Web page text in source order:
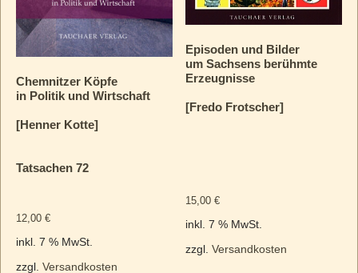
Chemnitzer Köpfe
in Politik und Wirtschaft
[Henner Kotte]
Tatsachen 72
12,00 €
inkl. 7 % MwSt.
zzgl. Versandkosten
Episoden und Bilder
um Sachsens berühmte
Erzeugnisse
[Fredo Frotscher]
15,00€
inkl. 7 % MwSt.
zzgl.Versandkosten